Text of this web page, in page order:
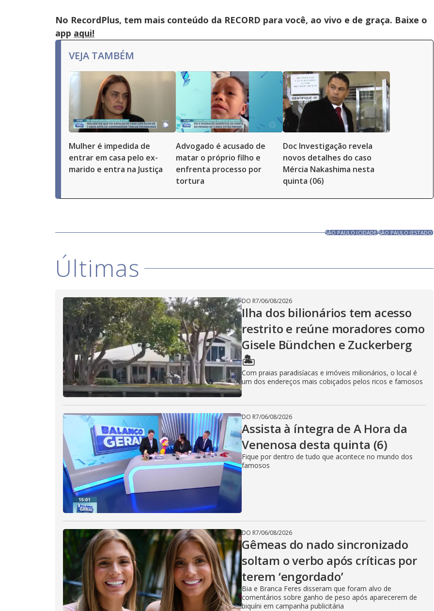
No RecordPlus, tem mais conteúdo da RECORD para você, ao vivo e de graça. Baixe o
app aqui!
VEJA TAMBÉM
Mulher é impedida de
entrar em casa pelo ex-
marido e entra na Justiça
Advogado é acusado de
matar o próprio filho e
enfrenta processo por
tortura
Doc Investigação revela
novos detalhes do caso
Mércia Nakashima nesta
quinta (06)
SÃO PAULO (CIDADE)SÃO PAULO (ESTADO)
Últimas
DO R7/06/08/2026
Ilha dos bilionários tem acesso
restrito e reúne moradores como
Gisele Bündchen e Zuckerberg
🏝️
Com praias paradisíacas e imóveis milionários, o local é
um dos endereços mais cobiçados pelos ricos e famosos
DO R7/06/08/2026
Assista à íntegra de A Hora da
Venenosa desta quinta (6)
Fique por dentro de tudo que acontece no mundo dos
famosos
DO R7/06/08/2026
Gêmeas do nado sincronizado
soltam o verbo após críticas por
terem ‘engordado’
Bia e Branca Feres disseram que foram alvo de
comentários sobre ganho de peso após aparecerem de
biquíni em campanha publicitária